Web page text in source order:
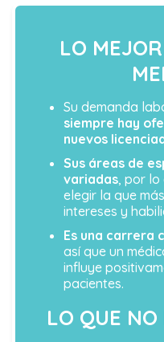
LO
Su demanda
siempre hay
nuevos
Sus áreas de
variadas, por lo
elegir la que
intereses y
Es una carrera
así que un
influye
pacientes.
LO QUE NO